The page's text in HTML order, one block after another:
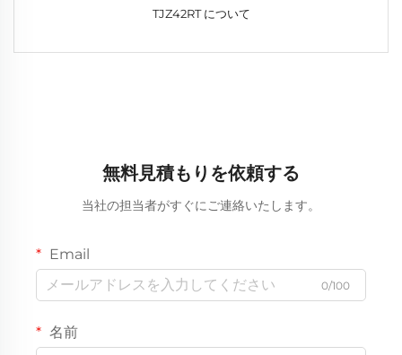
TJZ42RT について
無料見積もりを依頼する
当社の担当者がすぐにご連絡いたします。
Email
0/100
名前